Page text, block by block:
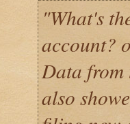
"What's
account?
Data from
also